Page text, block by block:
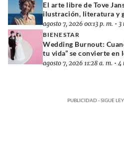
El arte libre de Tove
ilustración, literatura y
agosto 7, 2026 00:13 p. m. • 3
BIENESTAR
Wedding Burnout:
tu vida” se convierte en
agosto 7, 2026 11:28 a. m. • 4
PUBLICIDAD - SIGUE